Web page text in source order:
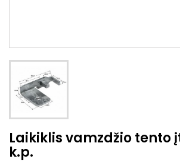
Laikiklis vamzdžio tento
k.p.